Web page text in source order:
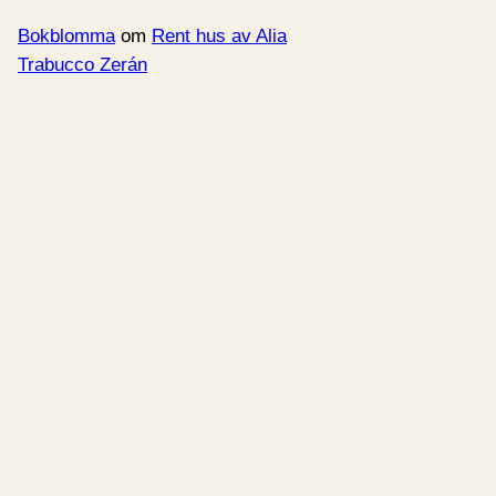
Bokblommaom Rent hus av Alia
Trabucco Zerán